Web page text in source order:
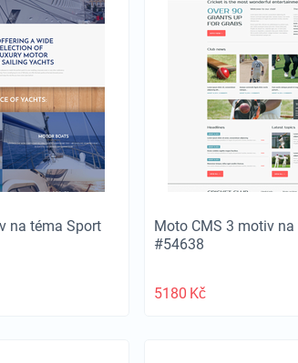
na téma Sport
Moto CMS 3 motiv
#54638
5180 Kč